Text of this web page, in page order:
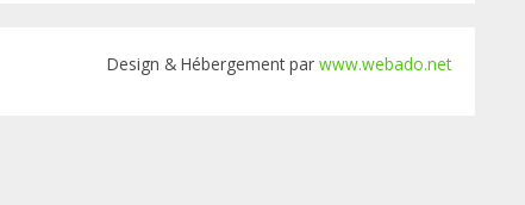
Design & Hébergement par www.webado.net